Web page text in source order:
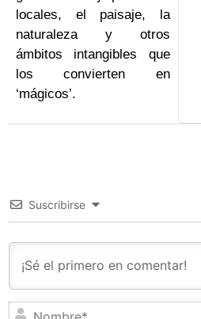
locales, el paisaje, la
naturaleza y otros
ámbitos intangibles que
los convierten en
‘mágicos’.
Suscribirse